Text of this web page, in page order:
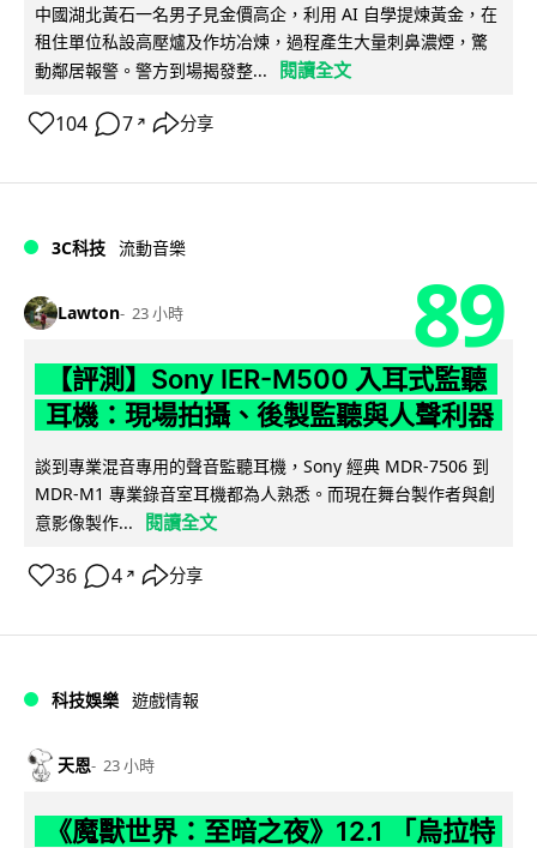
中國湖北黃石一名男子見金價高企，利用 AI 自學提煉黃金，在
租住單位私設高壓爐及作坊冶煉，過程產生大量刺鼻濃煙，驚
動鄰居報警。警方到場揭發整...
閱讀全文
104 7 ↗ 分享
3C科技 流動音樂
Lawton 23 小時 89
【評測】Sony IER-M500 入耳式監聽
耳機：現場拍攝、後製監聽與人聲利器
談到專業混音專用的聲音監聽耳機，Sony 經典 MDR-7506 到
MDR-M1 專業錄音室耳機都為人熟悉。而現在舞台製作者與創
意影像製作...
閱讀全文
36 4 ↗ 分享
科技娛樂 遊戲情報
天恩 23 小時
《魔獸世界：至暗之夜》12.1 「烏拉特